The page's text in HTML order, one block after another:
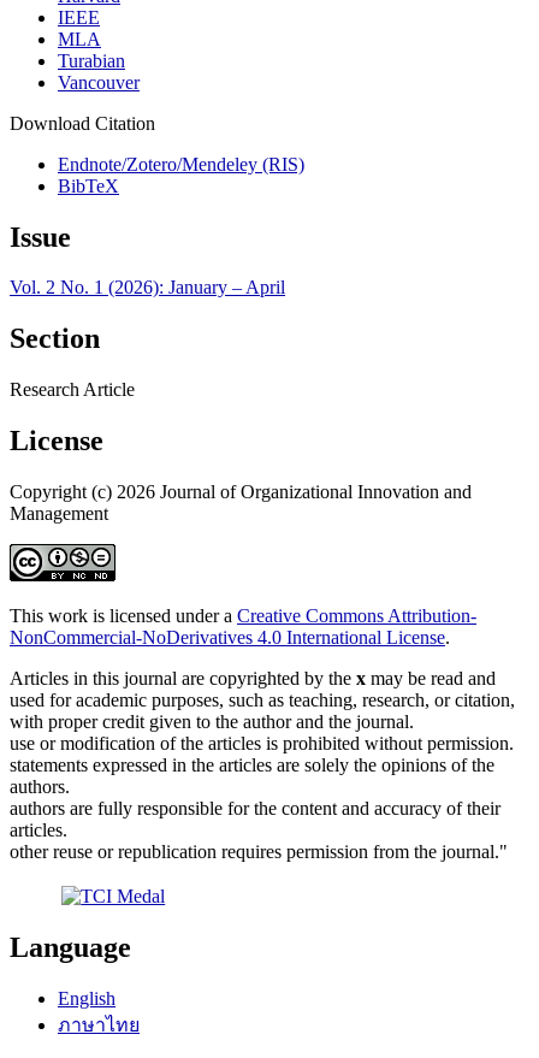
IEEE
MLA
Turabian
Vancouver
Download Citation
Endnote/Zotero/Mendeley (RIS)
BibTeX
Issue
Vol. 2 No. 1 (2026): January – April
Section
Research Article
License
Copyright (c) 2026 Journal of Organizational Innovation and
Management
This work is licensed under a Creative Commons Attribution-
NonCommercial-NoDerivatives 4.0 International License.
Articles in this journal are copyrighted by the x may be read and
used for academic purposes, such as teaching, research, or citation,
with proper credit given to the author and the journal.
use or modification of the articles is prohibited without permission.
statements expressed in the articles are solely the opinions of the
authors.
authors are fully responsible for the content and accuracy of their
articles.
other reuse or republication requires permission from the journal."
Language
English
ภาษาไทย